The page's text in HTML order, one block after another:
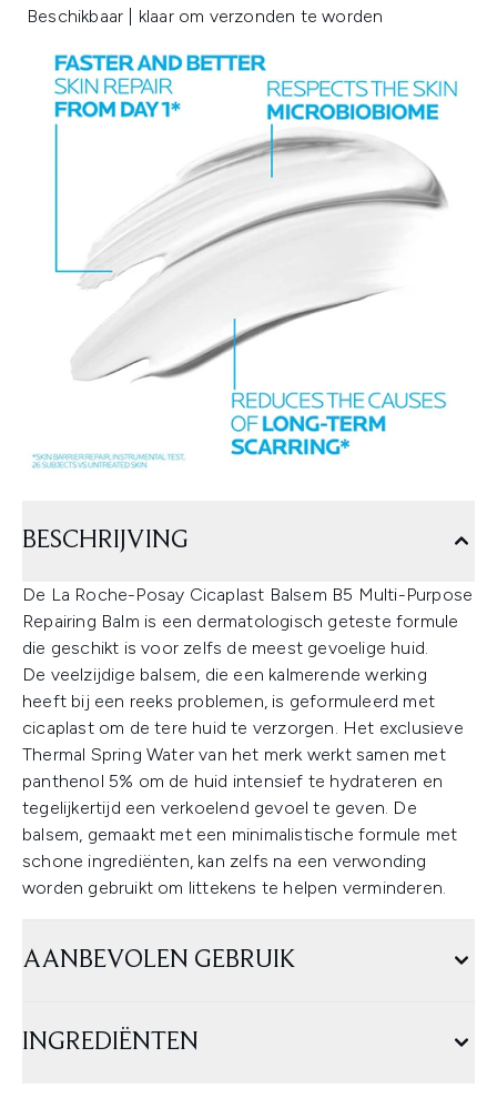
Beschikbaar | klaar om verzonden te worden
BESCHRIJVING
De La Roche-Posay Cicaplast Balsem B5 Multi-Purpose
Repairing Balm is een dermatologisch geteste formule
die geschikt is voor zelfs de meest gevoelige huid.
De veelzijdige balsem, die een kalmerende werking
heeft bij een reeks problemen, is geformuleerd met
cicaplast om de tere huid te verzorgen. Het exclusieve
Thermal Spring Water van het merk werkt samen met
panthenol 5% om de huid intensief te hydrateren en
tegelijkertijd een verkoelend gevoel te geven. De
balsem, gemaakt met een minimalistische formule met
schone ingrediënten, kan zelfs na een verwonding
worden gebruikt om littekens te helpen verminderen.
AANBEVOLEN GEBRUIK
INGREDIËNTEN